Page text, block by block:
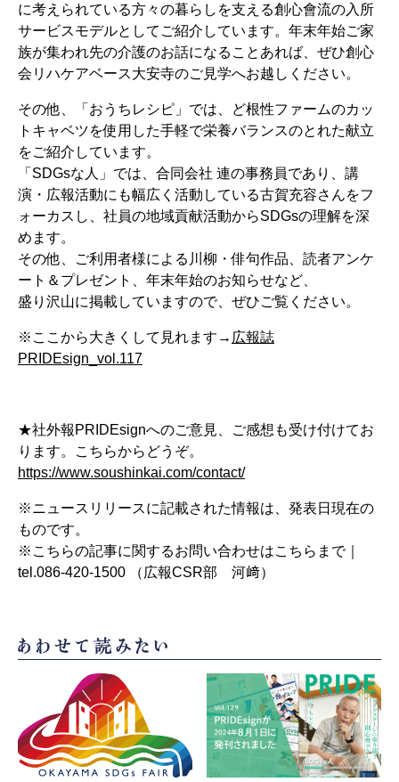
に考えられている方々の暮らしを支える創心會流の入所
サービスモデルとしてご紹介しています。年末年始ご家
族が集われ先の介護のお話になることあれば、ぜひ創心
会リハケアベース大安寺のご見学へお越しください。
その他、「おうちレシピ」では、ど根性ファームのカッ
トキャベツを使用した手軽で栄養バランスのとれた献立
をご紹介しています。
「SDGsな人」では、合同会社 連の事務員であり、講
演・広報活動にも幅広く活動している古賀充容さんをフ
ォーカスし、社員の地域貢献活動からSDGsの理解を深
めます。
その他、ご利用者様による川柳・俳句作品、読者アンケ
ート＆プレゼント、年末年始のお知らせなど、
盛り沢山に掲載していますので、ぜひご覧ください。
※ここから大きくして見れます→ 広報誌
PRIDEsign_vol.117
★社外報PRIDEsignへのご意見、ご感想も受け付けてお
ります。こちらからどうぞ。
https://www.soushinkai.com/contact/
※ニュースリリースに記載された情報は、発表日現在の
ものです。
※こちらの記事に関するお問い合わせはこちらまで｜
tel.086-420-1500 （広報CSR部 河﨑）